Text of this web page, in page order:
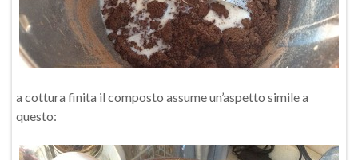
a cottura finita il composto assume un’aspetto simile a
questo: